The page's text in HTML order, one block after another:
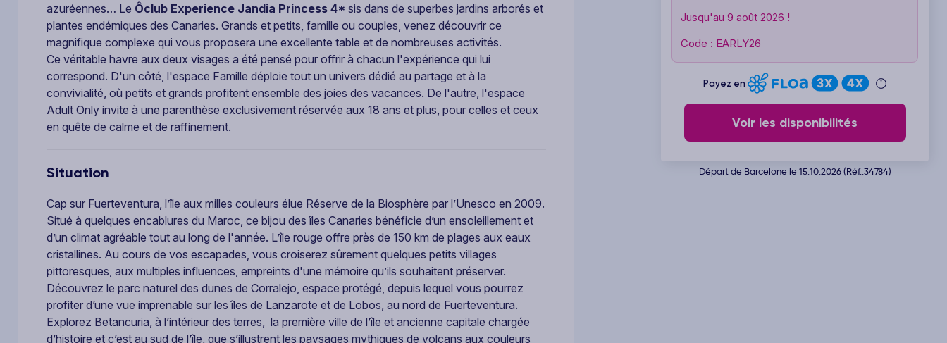
azuréennes… Le Ôclub Experience Jandia Princess 4* sis dans de superbes jardins arborés et
plantes endémiques des Canaries. Grands et petits, famille ou couples, venez découvrir ce
magnifique complexe qui vous proposera une excellente table et de nombreuses activités.
Ce véritable havre aux deux visages a été pensé pour offrir à chacun l'expérience qui lui
correspond. D'un côté, l'espace Famille déploie tout un univers dédié au partage et à la
convivialité, où petits et grands profitent ensemble des joies des vacances. De l'autre, l'espace
Adult Only invite à une parenthèse exclusivement réservée aux 18 ans et plus, pour celles et ceux
en quête de calme et de raffinement.
Situation
Cap sur Fuerteventura, l’île aux milles couleurs élue Réserve de la Biosphère par l’Unesco en 2009.
Situé à quelques encablures du Maroc, ce bijou des îles Canaries bénéficie d’un ensoleillement et
d’un climat agréable tout au long de l'année. L’île rouge offre près de 150 km de plages aux eaux
cristallines. Au cours de vos escapades, vous croiserez sûrement quelques petits villages
pittoresques, aux multiples influences, empreints d'une mémoire qu’ils souhaitent préserver.
Découvrez le parc naturel des dunes de Corralejo, espace protégé, depuis lequel vous pourrez
profiter d’une vue imprenable sur les îles de Lanzarote et de Lobos, au nord de Fuerteventura.
Explorez Betancuria, à l’intérieur des terres, la première ville de l’île et ancienne capitale chargée
d’histoire et c’est au sud de l’île, que s’illustrent les paysages mythiques de volcans aux couleurs
Jusqu'au 9 août 2026 !
Code : EARLY26
Payez en
Voir les disponibilités
Départ de Barcelone le 15.10.2026 (Réf.:34784)